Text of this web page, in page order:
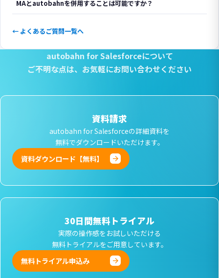
MAとautobahnを併用することは可能ですか？
← よくあるご質問一覧へ
autobahn for Salesforceについて
ご不明な点は、 お気軽にお問い合わせください
資料請求
autobahn for Salesforceの詳細資料を
無料でダウンロードいただけます。
資料ダウンロード【無料】
30日間無料トライアル
実際の操作感をお試しいただける
無料トライアルをご用意しています。
無料トライアル申込み